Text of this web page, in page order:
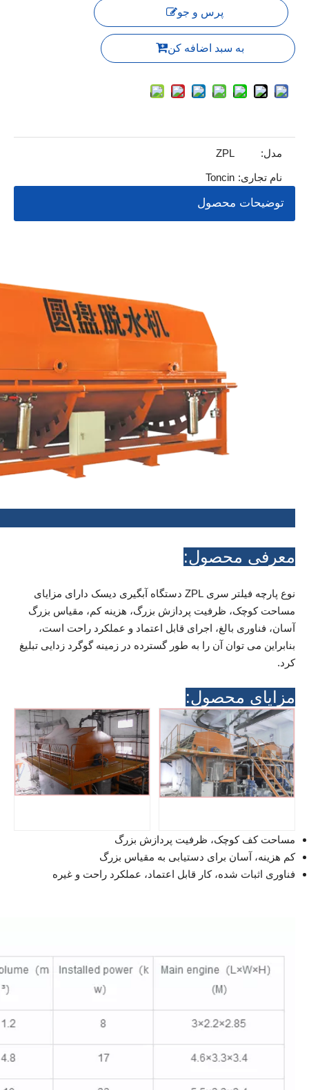
پرس و جو
به سبد اضافه کن
مدل: ZPL
نام تجاری: Toncin
توضیحات محصول
معرفی محصول:
نوع پارچه فیلتر سری ZPL دستگاه آبگیری دیسک دارای مزایای
مساحت کوچک، ظرفیت پردازش بزرگ، هزینه کم، مقیاس بزرگ
آسان، فناوری بالغ، اجرای قابل اعتماد و عملکرد راحت است،
بنابراین می توان آن را به طور گسترده در زمینه گوگرد زدایی تبلیغ
کرد.
مزایای محصول:
مساحت کف کوچک، ظرفیت پردازش بزرگ
کم هزینه، آسان برای دستیابی به مقیاس بزرگ
فناوری اثبات شده، کار قابل اعتماد، عملکرد راحت و غیره